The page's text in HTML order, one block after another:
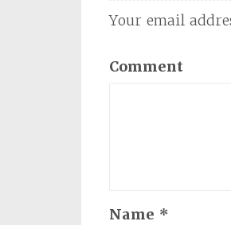
Your email
Comment
Name *